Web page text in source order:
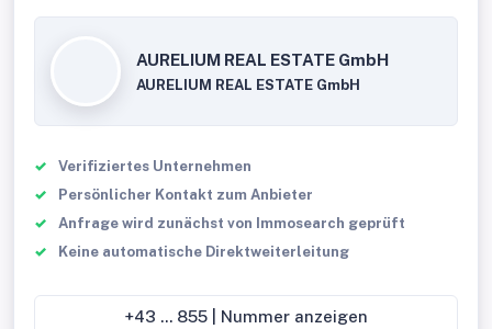
AURELIUM REAL ESTATE GmbH
AURELIUM REAL ESTATE GmbH
Verifiziertes Unternehmen
Persönlicher Kontakt zum Anbieter
Anfrage wird zunächst von Immosearch geprüft
Keine automatische Direktweiterleitung
+43 ... 855 | Nummer anzeigen